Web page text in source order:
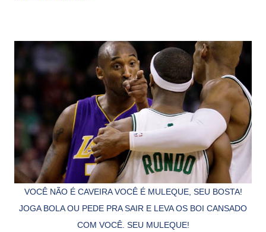
VOCÊ NÃO É CAVEIRA VOCÊ É MULEQUE, SEU BOSTA!
JOGA BOLA OU PEDE PRA SAIR E LEVA OS BOI CANSADO
COM VOCÊ. SEU MULEQUE!